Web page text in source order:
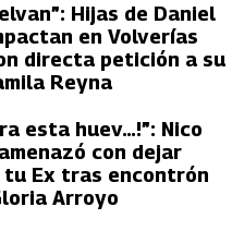
Hijas de Daniel
en Volverías
directa petición a su
Reyna
esta huev…!”: Nico
con dejar
tu Ex tras encontrón
Arroyo